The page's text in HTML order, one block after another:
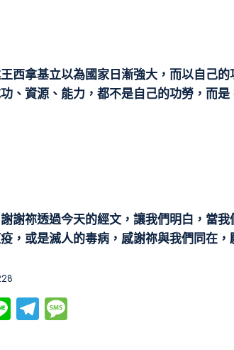
西拿基立以為國家日漸強大，而以自己
、資源、能力，都不是自己的功勞，而
謝祢透過今天的經文，讓我們明白，當
，或是滅人的毒病，感謝祢與我們同在
Li
ne
Te
le